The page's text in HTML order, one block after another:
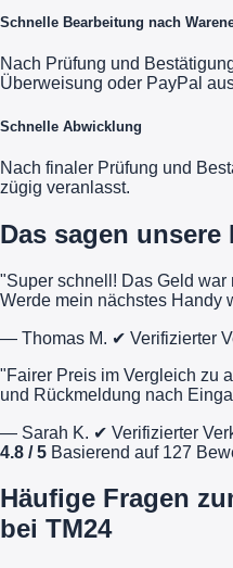
Schnelle Bearbeitung nach
Nach Prüfung und
Überweisung oder PayPal
Schnelle Abwicklung
Nach finaler Prüfung und
zügig veranlasst.
Das sagen unsere
"Super schnell! Das Geld war
Werde mein nächstes Handy
— Thomas M. ✔ Verifizierter
"Fairer Preis im Vergleich zu
und Rückmeldung nach
— Sarah K. ✔ Verifizierter
4.8 / 5 Basierend auf 127
Häufige Fragen
bei TM24